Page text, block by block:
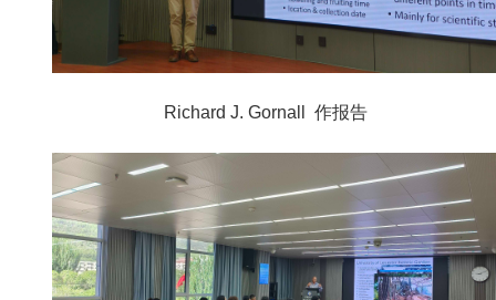
Richard J. Gornall 作报告